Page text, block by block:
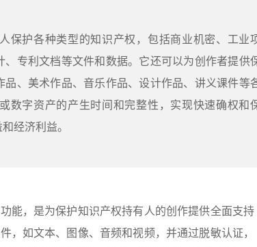
保护各种类型的知识产权，包括商业机密、工业
、专利文档等文件和数据。它还可以为创作者提供
、美术作品、音乐作品、设计作品、讲义课件等
数字资产的产生时间和完整性，实现快速确权和
经济利益。
能，是为保护知识产权持有人的创作提供全面支持
，如文本、图像、音频和视频，并通过脱敏认证，